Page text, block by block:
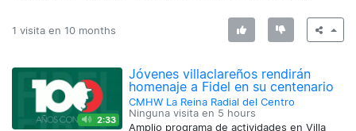
1 visita en 10 months
2:33
Jóvenes villaclareños rendirán
homenaje a Fidel en su centenario
CMHW La Reina Radial del Centro
Ninguna visita en 5 hours
Amplio programa de actividades en Villa